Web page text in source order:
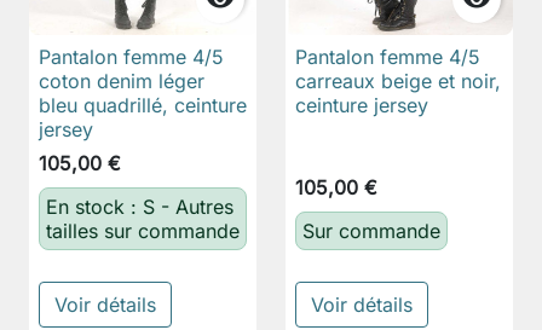
Pantalon femme 4/5
coton denim léger
bleu quadrillé, ceinture
jersey
105,00 €
En stock : S - Autres
tailles sur commande
Voir détails
Pantalon femme 4/5
carreaux beige et noir,
ceinture jersey
105,00 €
Sur commande
Voir détails